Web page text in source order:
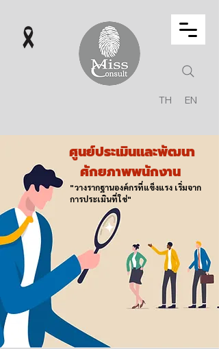
TH EN
ศูนย์ประเมินและพัฒนา
ศักยภาพพนักงาน
"วางรากฐานองค์กรที่แข็งแรง เริ่มจาก
การประเมินที่ใช่"​